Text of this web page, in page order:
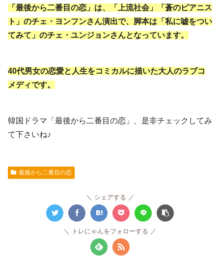
「最後から二番目の恋」は、「上流社会」「蒼のピアニス
ト」のチェ・ヨンフンさん演出で、脚本は「私に嘘をつい
てみて」のチェ・ユンジョンさんとなっています。
40代男女の恋愛と人生をコミカルに描いた大人のラブコ
メディです。
韓国ドラマ「最後から二番目の恋」、是非チェックしてみ
て下さいね♪
最後から二番目の恋
シェアする
トレにゃんをフォローする